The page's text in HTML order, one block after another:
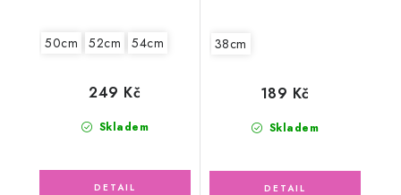
50cm 52cm 54cm
Skladem
249 Kč
38cm
Skladem
189 Kč